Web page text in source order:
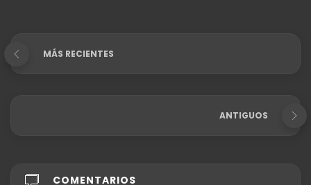
MÁS RECIENTES
ANTIGUOS
COMENTARIOS